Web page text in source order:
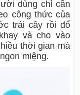
dùng chỉ cần
công thức của
trái cây rồi đổ
và cho vào
thời gian mà
miệng.